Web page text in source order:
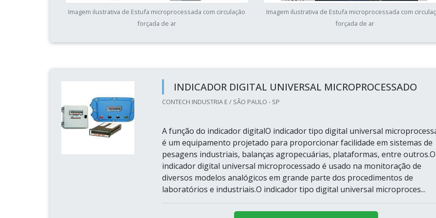
Imagem ilustrativa de Estufa microprocessada com circulação
forçada de ar
Imagem ilustrativa de Estufa microprocessada com
forçada de ar
INDICADOR DIGITAL UNIVERSAL MICROPROCESSADO
CONTECH INDUSTRIA E / SÃO PAULO - SP
A função do indicador digitalO indicador tipo digital universal
é um equipamento projetado para proporcionar facilidade em sistemas de
pesagens industriais, balanças agropecuárias, plataformas, entre outros.O
indicador digital universal microprocessado é usado na monitoração de
diversos modelos analógicos em grande parte dos procedimentos de
laboratórios e industriais.O indicador tipo digital universal microproces...